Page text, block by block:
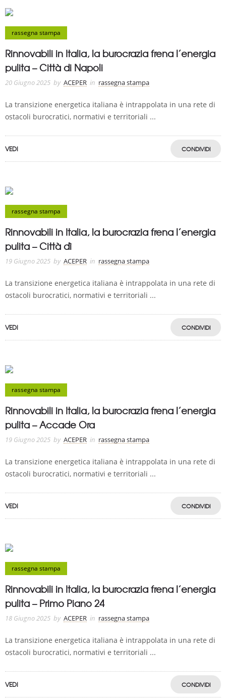
rassegna stampa
Rinnovabili in Italia, la burocrazia frena l’energia
pulita – Città di Napoli
20 Giugno 2025 by ACEPER in rassegna stampa
La transizione energetica italiana è intrappolata in una rete di
ostacoli burocratici, normativi e territoriali ...
VEDI CONDIVIDI
rassegna stampa
Rinnovabili in Italia, la burocrazia frena l’energia
pulita – Città dì
19 Giugno 2025 by ACEPER in rassegna stampa
La transizione energetica italiana è intrappolata in una rete di
ostacoli burocratici, normativi e territoriali ...
VEDI CONDIVIDI
rassegna stampa
Rinnovabili in Italia, la burocrazia frena l’energia
pulita – Accade Ora
19 Giugno 2025 by ACEPER in rassegna stampa
La transizione energetica italiana è intrappolata in una rete di
ostacoli burocratici, normativi e territoriali ...
VEDI CONDIVIDI
rassegna stampa
Rinnovabili in Italia, la burocrazia frena l’energia
pulita – Primo Piano 24
18 Giugno 2025 by ACEPER in rassegna stampa
La transizione energetica italiana è intrappolata in una rete di
ostacoli burocratici, normativi e territoriali ...
VEDI CONDIVIDI